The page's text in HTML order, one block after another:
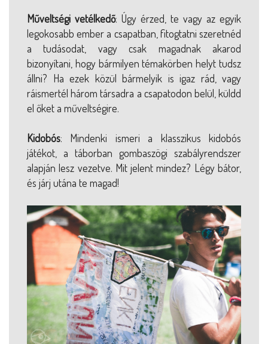
Műveltségi vetélkedő: Úgy érzed, te vagy az egyik
legokosabb ember a csapatban, fitogtatni szeretnéd
a tudásodat, vagy csak magadnak akarod
bizonyítani, hogy bármilyen témakörben helyt tudsz
állni? Ha ezek közül bármelyik is igaz rád, vagy
ráismertél három társadra a csapatodon belül, küldd
el őket a műveltségire.
Kidobós: Mindenki ismeri a klasszikus kidobós
játékot, a táborban gombaszögi szabályrendszer
alapján lesz vezetve. Mit jelent mindez? Légy bátor,
és járj utána te magad!